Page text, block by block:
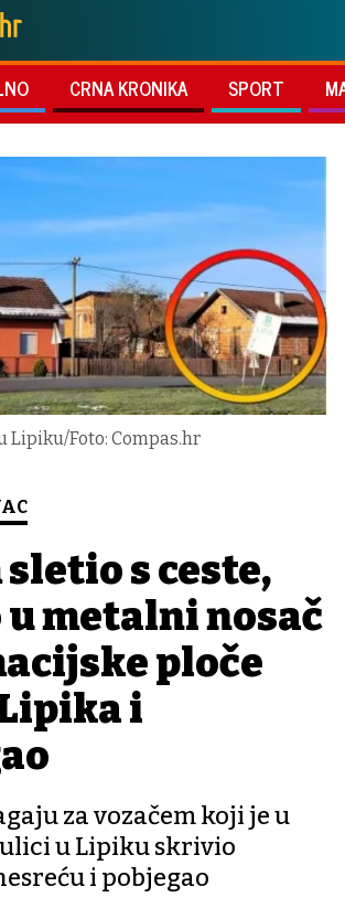
CRNA KRONIKA SPORT
Lipiku/Foto: Compas.hr
s ceste,
metalni nosač
ploče
i
za vozačem koji je u
u Lipiku skrivio
i pobjegao